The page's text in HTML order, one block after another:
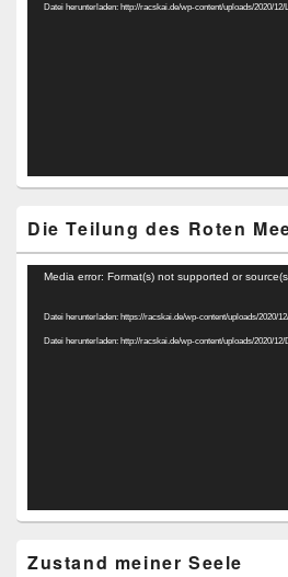
Datei herunterladen: http://racskai.de/wp-content/uploads/2020/12/
Die Teilung des Roten
Video-
Media error: Format(s) not supported or
Datei herunterladen: https://racskai.de/wp-content/uploads/2020/
Datei herunterladen: http://racskai.de/wp-content/uploads/2020/
Zustand meiner Seele